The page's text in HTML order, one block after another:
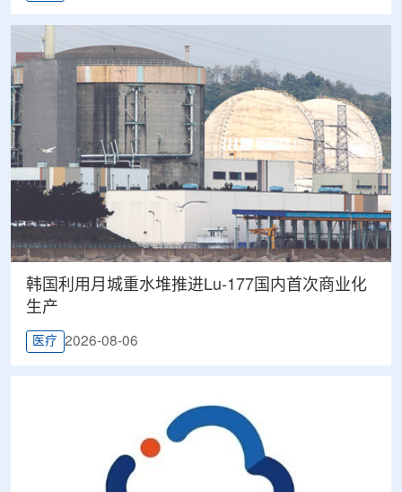
韩国利用月城重水堆推进Lu-177国内首次商业化
生产
医疗 2026-08-06